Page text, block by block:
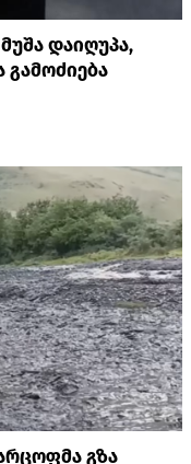
დაიღუპა,
გზა